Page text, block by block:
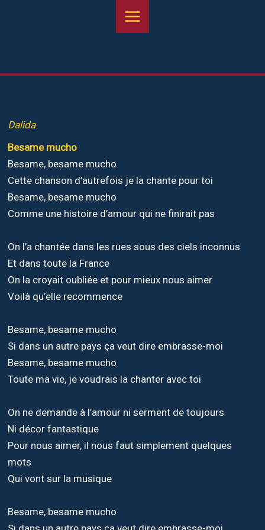
Dalida
Besame mucho
Besame, besame mucho
Cette chanson d’autrefois je la chante pour toi
Besame, besame mucho
Comme une histoire d’amour qui ne finirait pas
On l’a chantée dans les rues sous des ciels inconnus
Et dans toute la France
On la croyait oubliée et pour mieux nous aimer
Voilà qu’elle recommence
Besame, besame mucho
Si dans un autre pays ça veut dire embrasse-moi
Besame, besame mucho
Toute ma vie, je voudrais la chanter avec toi
On ne demande à l’amour ni serment de toujours
Ni décor fantastique
Pour nous aimer, il nous faut simplement quelques
mots
Qui vont sur la musique
Besame, besame mucho